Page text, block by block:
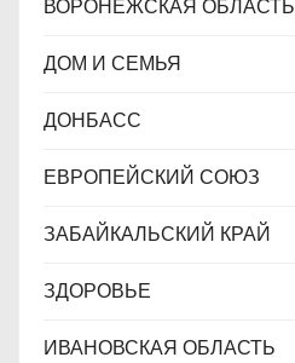
ВОРОНЕЖСКАЯ ОБЛАСТЬ
ДОМ И СЕМЬЯ
ДОНБАСС
ЕВРОПЕЙСКИЙ СОЮЗ
ЗАБАЙКАЛЬСКИЙ КРАЙ
ЗДОРОВЬЕ
ИВАНОВСКАЯ ОБЛАСТЬ